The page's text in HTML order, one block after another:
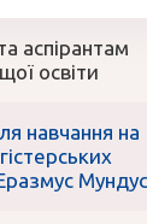
аспірантам
освіти
навчання на
Мундус